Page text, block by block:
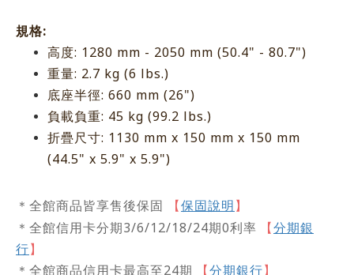
規格:
高度: 1280 mm - 2050 mm (50.4" - 80.7")
重量: 2.7 kg (6 lbs.)
底座半徑: 660 mm (26")
負載負重: 45 kg (99.2 lbs.)
折疊尺寸: 1130 mm x 150 mm x 150 mm
(44.5" x 5.9" x 5.9")
＊全館商品皆享售後保固 【 保固說明】
＊全館信用卡分期3/6/12/18/24期0利率
【分期銀
行】
＊全館商品信用卡最高至24期
【分期銀行】